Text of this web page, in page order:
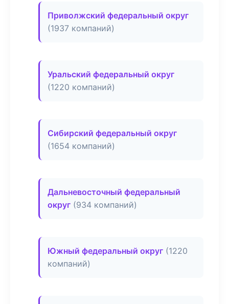
Приволжский федеральный округ
(1937 компаний)
Уральский федеральный округ
(1220 компаний)
Сибирский федеральный округ
(1654 компаний)
Дальневосточный федеральный
округ (934 компаний)
Южный федеральный округ (1220
компаний)